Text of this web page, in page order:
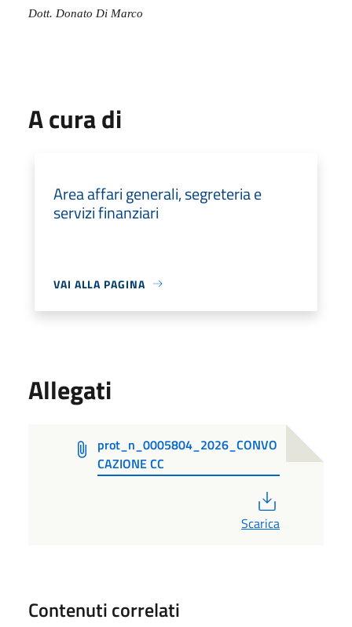
Dott. Donato Di Marco
A cura di
Area affari generali, segreteria e
servizi finanziari
VAI ALLA PAGINA
Allegati
prot_n_0005804_2026_CONVO
CAZIONE CC
Scarica
Contenuti correlati